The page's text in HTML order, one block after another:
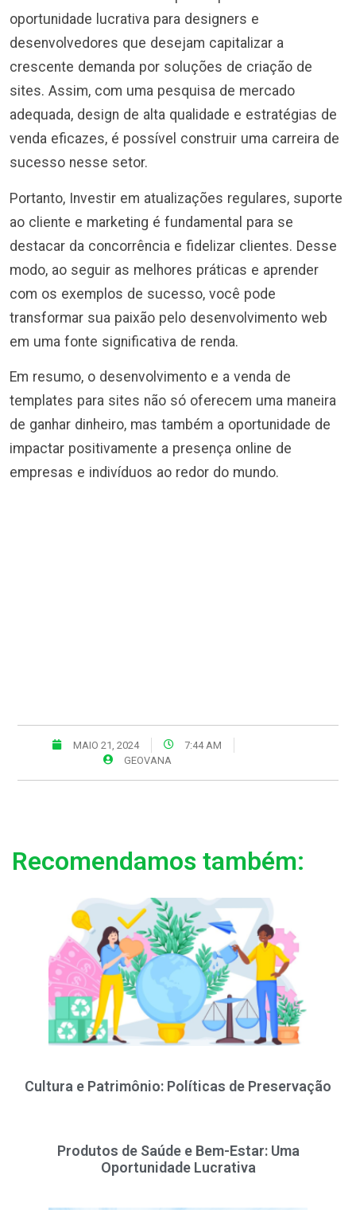
oportunidade lucrativa para designers e
desenvolvedores que desejam capitalizar a
crescente demanda por soluções de criação de
sites. Assim, com uma pesquisa de mercado
adequada, design de alta qualidade e estratégias de
venda eficazes, é possível construir uma carreira de
sucesso nesse setor.
Portanto, Investir em atualizações regulares, suporte
ao cliente e marketing é fundamental para se
destacar da concorrência e fidelizar clientes. Desse
modo, ao seguir as melhores práticas e aprender
com os exemplos de sucesso, você pode
transformar sua paixão pelo desenvolvimento web
em uma fonte significativa de renda.
Em resumo, o desenvolvimento e a venda de
templates para sites não só oferecem uma maneira
de ganhar dinheiro, mas também a oportunidade de
impactar positivamente a presença online de
empresas e indivíduos ao redor do mundo.
MAIO 21, 2024
7:44 AM
GEOVANA
Recomendamos também:
Cultura e Patrimônio: Políticas de Preservação
Produtos de Saúde e Bem-Estar: Uma
Oportunidade Lucrativa